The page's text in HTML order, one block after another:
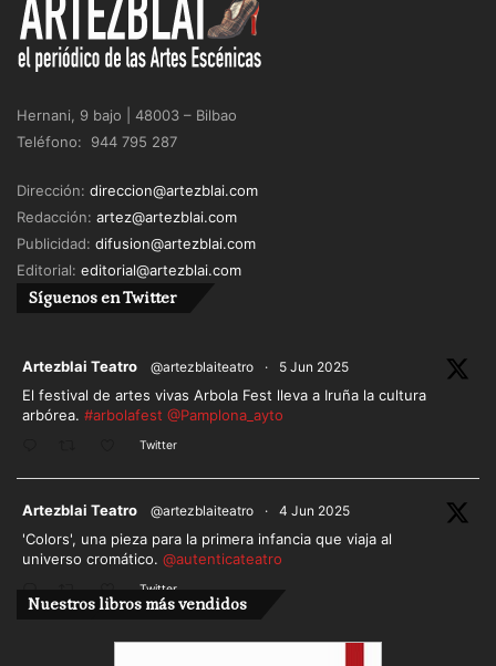
Hernani, 9 bajo | 48003 – Bilbao
Teléfono: 944 795 287
Dirección: direccion@artezblai.com
Redacción: artez@artezblai.com
Publicidad: difusion@artezblai.com
Editorial: editorial@artezblai.com
Síguenos en Twitter
Artezblai Teatro @artezblaiteatro · 5 Jun 2025
El festival de artes vivas Arbola Fest lleva a Iruña la cultura
arbórea. #arbolafest @Pamplona_ayto
Twitter
Artezblai Teatro @artezblaiteatro · 4 Jun 2025
'Colors', una pieza para la primera infancia que viaja al
universo cromático. @autenticateatro
Twitter
Cargar más
Nuestros libros más vendidos